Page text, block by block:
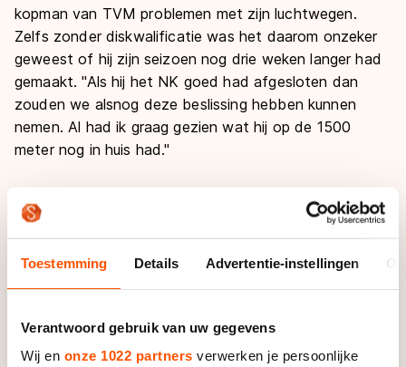
Toestemming Details Advertentie-instellingen
Verantwoord gebruik van uw gegevens
Wij en onze 1022 partners verwerken je persoonlijke
kopman van TVM problemen met zijn luchtwegen.
Zelfs zonder diskwalificatie was het daarom onzeker
geweest of hij zijn seizoen nog drie weken langer had
gemaakt. "Als hij het NK goed had afgesloten dan
zouden we alsnog deze beslissing hebben kunnen
nemen. Al had ik graag gezien wat hij op de 1500
meter nog in huis had."
het WK te kunnen rijden, was geen optie geweest
omdat het NK op de Coolste Baan in het Olympisch
Stadion een evenement was dat de ploeg niet wilde
missen. "We verheugden ons heel erg op dat NK.
Zonder Kramer bij de heren en Sábliková en Pechstein